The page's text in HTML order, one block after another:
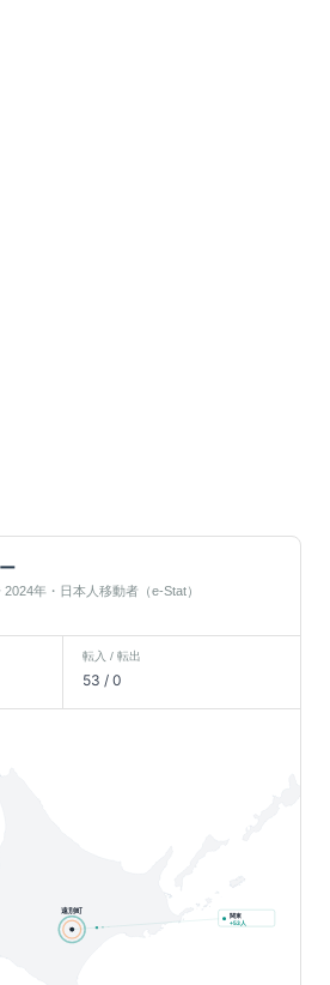
年・日本人移動者（e-Stat）
転入 / 転出
53 / 0
遠別町
関東
+53人